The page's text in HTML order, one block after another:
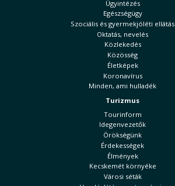
Ügyintézés
Egészségügy
Szociális és gyermekjóléti ellátás
Oktatás, nevelés
Közlekedés
Közösség
Életképek
Koronavírus
Minden, ami hulladék
Turizmus
Tourinform
Idegenvezetők
Örökségünk
Érdekességek
Élmények
Kecskemét környéke
Városi séták